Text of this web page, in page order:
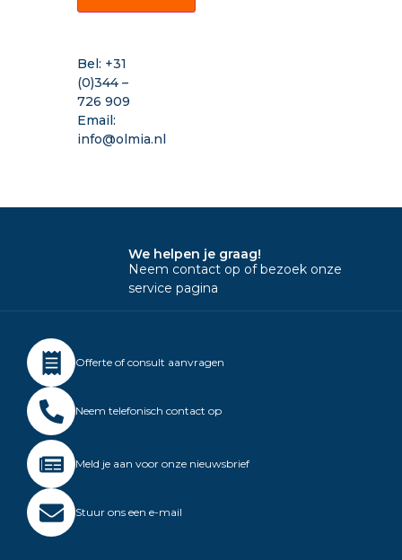
Bel: +31
(0)344 –
726 909
Email:
info@olmia.nl
We helpen je graag!
Neem contact op of bezoek onze
service pagina
Offerte of consult aanvragen
Neem telefonisch contact op
Meld je aan voor onze nieuwsbrief
Stuur ons een e-mail